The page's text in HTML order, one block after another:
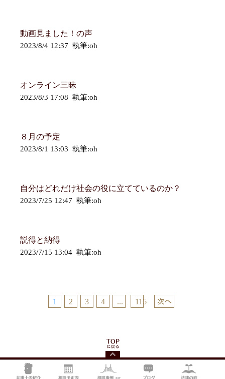
動画見ました！の声
2023/8/4 12:37 執筆:oh
オンライン三昧
2023/8/3 17:08 執筆:oh
８月の予定
2023/8/1 13:03 執筆:oh
自分はどれだけ社会の役に立てているのか？
2023/7/25 12:47 執筆:oh
説得と納得
2023/7/15 13:04 執筆:oh
1 2 3 4 ... 116 Next